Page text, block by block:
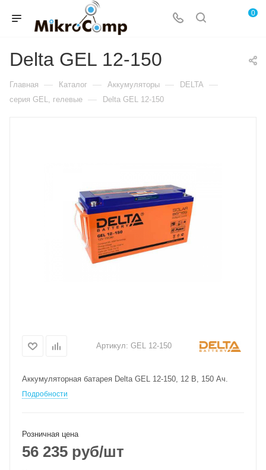
0
Delta GEL 12-150
Главная — Каталог — Аккумуляторы — DELTA —
серия GEL, гелевые — Delta GEL 12-150
Артикул: GEL 12-150
Аккумуляторная батарея Delta GEL 12-150, 12 В, 150 Ач.
Подробности
Розничная цена
56 235 руб/шт